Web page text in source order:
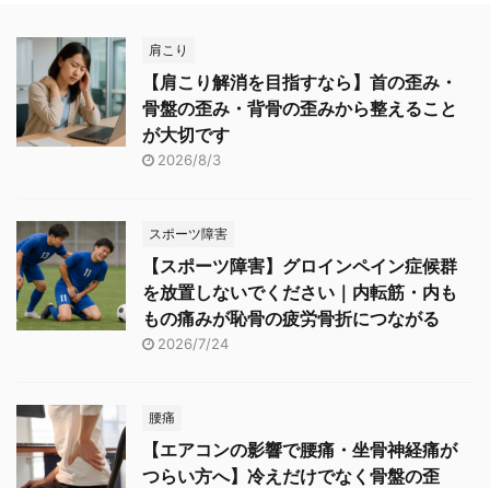
肩こり
【肩こり解消を目指すなら】首の歪み・
骨盤の歪み・背骨の歪みから整えること
が大切です
2026/8/3
スポーツ障害
【スポーツ障害】グロインペイン症候群
を放置しないでください｜内転筋・内も
もの痛みが恥骨の疲労骨折につながる
2026/7/24
腰痛
【エアコンの影響で腰痛・坐骨神経痛が
つらい方へ】冷えだけでなく骨盤の歪